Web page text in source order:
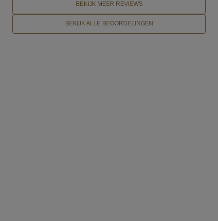
BEKIJK MEER REVIEWS
BEKIJK ALLE BEOORDELINGEN